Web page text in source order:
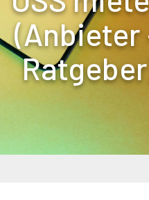
(Anbieter